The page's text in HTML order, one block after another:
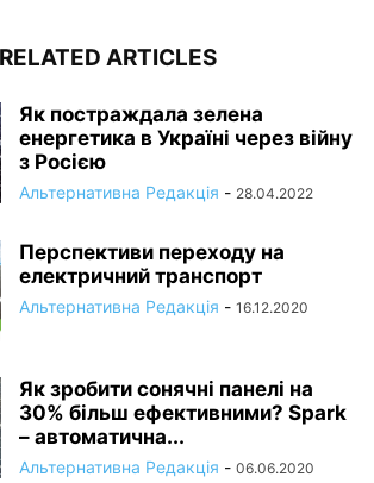
RELATED ARTICLES
Як постраждала зелена
енергетика в Україні через війну
з Росією
Альтернативна Редакція - 28.04.2022
Перспективи переходу на
електричний транспорт
Альтернативна Редакція - 16.12.2020
Як зробити сонячні панелі на
30% більш ефективними? Spark
– автоматична...
Альтернативна Редакція - 06.06.2020